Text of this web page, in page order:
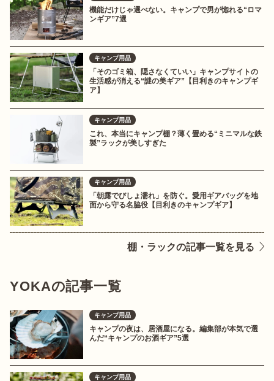
機能だけじゃ選べない。キャンプで男が惚れる“ロマ
ンギア”7選
キャンプ用品
「そのゴミ箱、隠さなくていい」キャンプサイトの
生活感が消える“謎の美ギア”【目利きのキャンプギ
ア】
キャンプ用品
これ、本当にキャンプ棚？薄く畳める“ミニマルな鉄
製”ラックが美しすぎた
キャンプ用品
「朝露でびしょ濡れ」を防ぐ。愛用ギアバッグを地
面から守る名脇役【目利きのキャンプギア】
棚・ラックの記事一覧を見る
YOKAの記事一覧
キャンプ用品
キャンプの夜は、居酒屋になる。編集部が本気で選
んだ“キャンプのお酒ギア”5選
キャンプ用品